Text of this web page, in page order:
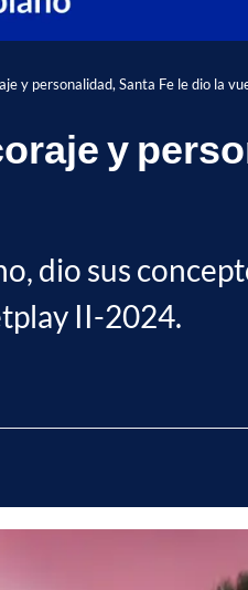
y personalidad, Santa Fe le dio la
y
dio sus
II-2024.